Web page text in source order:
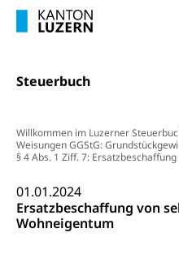
Steuerbuch
Willkommen im Luzerner
Weisungen GGStG:
§ 4 Abs. 1 Ziff. 7:
01.01.2024
Ersatzbeschaffung von
Wohneigentum